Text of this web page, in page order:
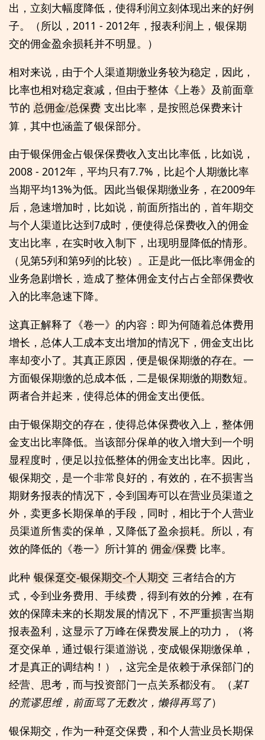
出，立刻大幅度降低，使得利润立刻体现出来的好例
子。（所以，2011 - 2012年，报表利润上，银保期
交的佣金盈余损耗并不明显。）
相对来说，由于个人渠道期缴业务较为稳定，因此，
比率也相对稳定衰减，但由于整体《上卷》及前面章
节的 总佣金/总保费 支出比率，是按照总保费来计
算，其中也涵盖了银保部分。
由于银保佣金占银保保费收入支出比率低，比如说，
2008 - 2012年，平均只有7.7%，比起个人期缴比率
当期平均13%为低。因此当银保期缴业务，在2009年
后，急速增加时，比如说，前面所指出的，首年期交
与个人渠道比达到7成时，便使得总保费收入的佣金
支出比率，在实时收入制下，出现明显降低的情形。
（见第5列和第9列的比较）。正是此一低比率佣金的
业务急剧增长，造成了整体佣金支付占占全部保费收
入的比率急速下降。
这真正解释了《卷一》的内容：即为何随着总体费用
增长，总体人工成本支出增加的情况下，佣金支出比
率却变小了。其真正原因，便是银保期缴的存在。一
方面银保期缴的总成本低，二是银保期缴的期数短。
两者合并起来，使得总体的佣金支出便低。
由于银保期交的存在，使得总体保费收入上，整体佣
金支出比率降低。当该部分保单的收入增大到一个明
显程度时，便足以拉低整体的佣金支出比率。因此，
银保期交，是一个非常良好的，有效的，在不损害当
期财务报表的情况下，令到国寿可以在营业员渠道之
外，卖更多长期保单的手段，同时，相比于个人营业
员渠道所售卖的保单，又降低了盈余损耗。所以，有
效的降低的《卷一》所计算的 佣金/保费 比率。
此种 银保趸交-银保期交-个人期交 三者结合的方
式，令到业务费用、手续费，得到有效的分摊，在有
效的保障未来的长期发展的情况下，不严重损害当期
报表盈利，这显示了万峰在保费发展上的功力，（将
趸交保单，通过银行渠道游说，变成银保期缴保单，
才是真正的调结构！），这完全是依赖于承保部门的
经营、思考，而与投资部门一点关系都没有。（ 某T
的荒谬思维，前面骂了无数次，懒得再骂了）
银保期交，作为一种趸交保费，和个人营业员长期保